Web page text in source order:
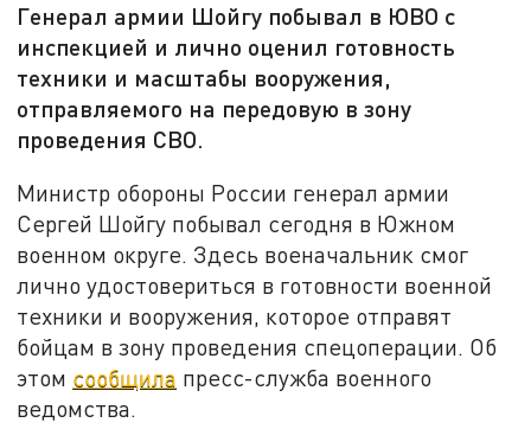
Генерал армии Шойгу побывал в ЮВО с
инспекцией и лично оценил готовность
техники и масштабы вооружения,
отправляемого на передовую в зону
проведения СВО.
Министр обороны России генерал армии
Сергей Шойгу побывал сегодня в Южном
военном округе. Здесь военачальник смог
лично удостовериться в готовности военной
техники и вооружения, которое отправят
бойцам в зону проведения спецоперации. Об
этом сообщила пресс-служба военного
ведомства.